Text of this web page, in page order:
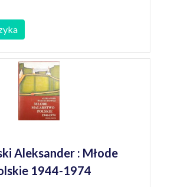
Aleksander : Młode
1944-1974